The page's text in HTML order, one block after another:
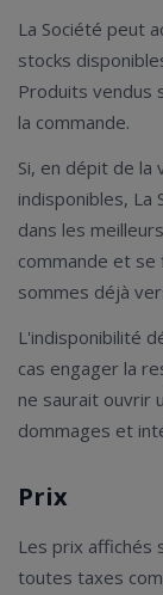
La Société peut
stocks
Produits vendus
la commande.
Si, en dépit de la
indisponibles, La
dans les
commande et se
sommes déjà
L'indisponibilité
cas engager la
ne saurait ouvrir
dommages et
Prix
Les prix affichés
toutes taxes